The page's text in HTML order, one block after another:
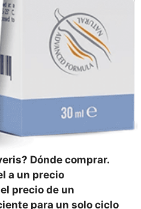
Dónde comprar.
a un precio
precio de un
para un solo ciclo